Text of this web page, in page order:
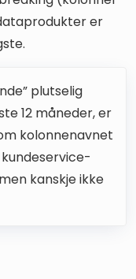
er
plutselig
12 måneder, er
kolonnenavnet
kanskje ikke